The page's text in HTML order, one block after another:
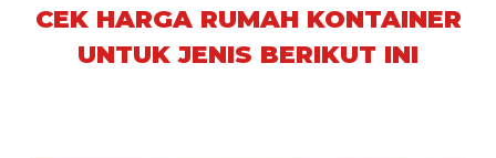
CEK HARGA RUMAH KONTAINER
UNTUK JENIS BERIKUT INI